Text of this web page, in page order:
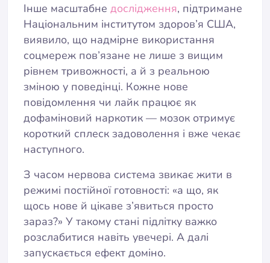
Інше масштабне дослідження, підтримане
Національним інститутом здоров’я США,
виявило, що надмірне використання
соцмереж пов’язане не лише з вищим
рівнем тривожності, а й з реальною
зміною у поведінці. Кожне нове
повідомлення чи лайк працює як
дофаміновий наркотик — мозок отримує
короткий сплеск задоволення і вже чекає
наступного.
З часом нервова система звикає жити в
режимі постійної готовності: «а що, як
щось нове й цікаве з’явиться просто
зараз?» У такому стані підлітку важко
розслабитися навіть увечері. А далі
запускається ефект доміно.